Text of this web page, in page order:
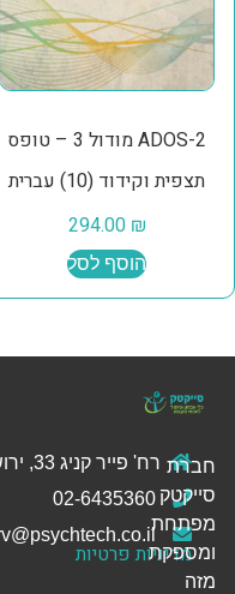
ADOS-2 מודול 3 – טופס
תצפית וקידוד (10) עברית
294.00 ₪
הוסף לסל
רח' פייר קניג 33, ירושלים
מדיניות פרטיות
חברת
סייקטק
מפתחת
ומספקת
מזה